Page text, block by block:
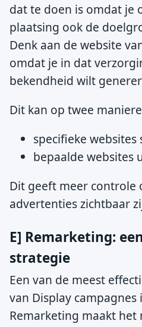
dat te doen is omdat je
plaatsing ook de
Denk aan de website
omdat je in dat
bekendheid wilt
Dit kan op twee
specifieke websites
bepaalde websites
Dit geeft meer controle
advertenties zichtbaar
E] Remarketing:
strategie
Een van de meest
van Display campagnes
Remarketing maakt het